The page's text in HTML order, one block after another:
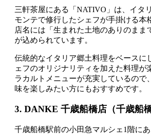
三軒茶屋にある「NATIVO」は、イタ
モンテで修行したシェフが手掛ける本
店名には「生まれた土地のありのまま
が込められています。
伝統的なイタリア郷土料理をベースに
ェフのオリジナリティを加えた料理が
ラカルトメニューが充実しているので
味を楽しみたい方にもおすすめです。
3. DANKE 千歳船橋店（千歳船橋
千歳船橋駅前の小田急マルシェ1階に